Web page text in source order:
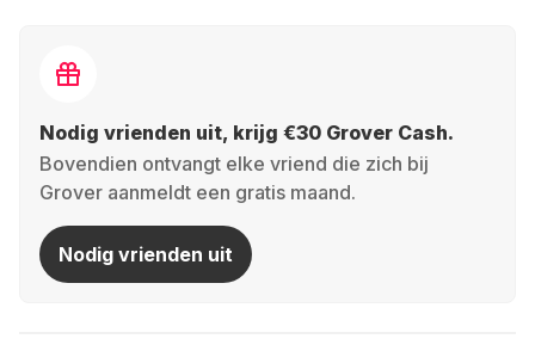
Nodig vrienden uit, krijg €30 Grover Cash.
Bovendien ontvangt elke vriend die zich bij
Grover aanmeldt een gratis maand.
Nodig vrienden uit